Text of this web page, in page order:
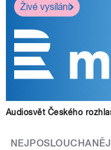
Živé vysílání
Audiosvět Českého